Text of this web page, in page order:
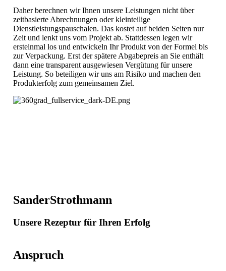
Daher berechnen wir Ihnen unsere Leistungen nicht über
zeitbasierte Abrechnungen oder kleinteilige
Dienstleistungspauschalen. Das kostet auf beiden Seiten nur
Zeit und lenkt uns vom Projekt ab. Stattdessen legen wir
ersteinmal los und entwickeln Ihr Produkt von der Formel bis
zur Verpackung. Erst der spätere Abgabepreis an Sie enthält
dann eine transparent ausgewiesen Vergütung für unsere
Leistung. So beteiligen wir uns am Risiko und machen den
Produkterfolg zum gemeinsamen Ziel.
SanderStrothmann
Unsere Rezeptur für Ihren Erfolg
Anspruch